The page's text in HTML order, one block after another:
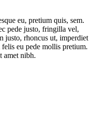
eu, pretium quis, sem.
pede justo, fringilla vel,
justo, rhoncus ut, imperdiet
eu pede mollis pretium.
amet nibh.